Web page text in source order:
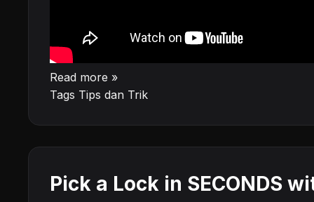
Read more »
Tags Tips dan Trik
Pick a Lock in SECONDS